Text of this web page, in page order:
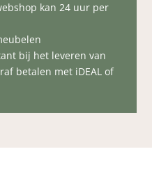
kan 24 uur per
bij het leveren van
betalen met iDEAL of